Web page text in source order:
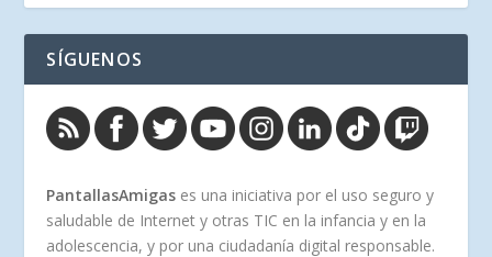
SÍGUENOS
PantallasAmigas es una iniciativa por el uso seguro y
saludable de Internet y otras TIC en la infancia y en la
adolescencia, y por una ciudadanía digital responsable.